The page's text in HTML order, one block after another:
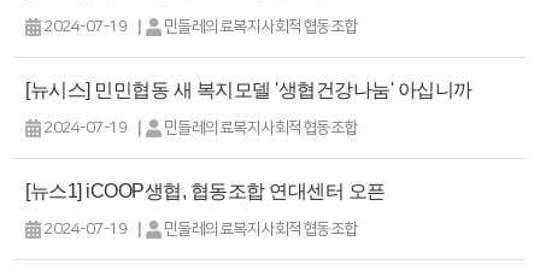
2024-07-19 | 민들레의료복지사회적협동조합
[뉴시스] 민민협동 새 복지모델 '생협건강나눔' 아십니까
2024-07-19 | 민들레의료복지사회적협동조합
[뉴스1] iCOOP생협, 협동조합 연대센터 오픈
2024-07-19 | 민들레의료복지사회적협동조합